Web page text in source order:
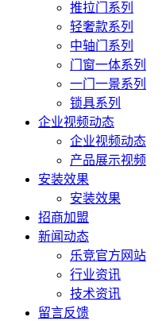
推拉门系列
轻奢款系列
中轴门系列
门窗一体系列
一门一景系列
锁具系列
企业视频动态
企业视频动态
产品展示视频
安装效果
安装效果
招商加盟
新闻动态
乐竞官方网站
行业资讯
技术资讯
留言反馈